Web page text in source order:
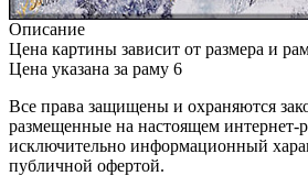
Описание
Цена картины зависит от размера и
Цена указана за раму 6
Все права защищены и охраняются
размещенные на настоящем интернет-
исключительно информационный
публичной офертой.